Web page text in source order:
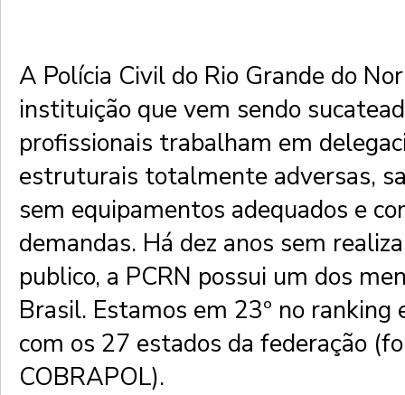
A Polícia Civil do Rio Grande do
instituição que vem sendo
profissionais trabalham em
estruturais totalmente adversas,
sem equipamentos adequados e
demandas. Há dez anos sem
publico, a PCRN possui um dos
Brasil. Estamos em 23º no ranking
com os 27 estados da federação
COBRAPOL).